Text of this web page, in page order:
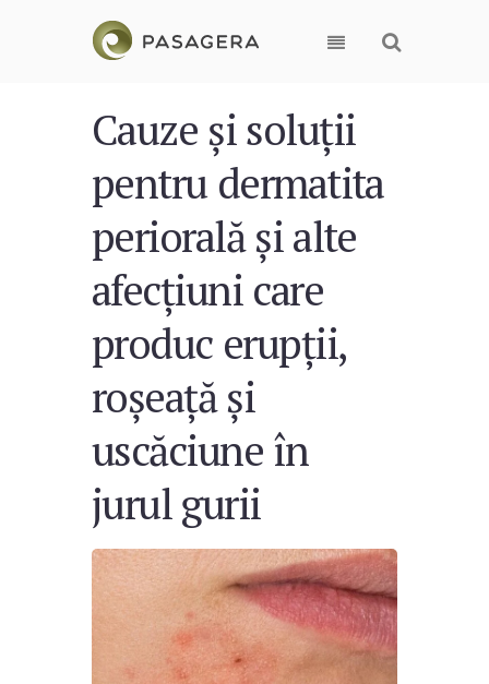
Cauze și soluții
pentru dermatita
periorală și alte
afecțiuni care
produc erupții,
roșeață și
uscăciune în
jurul gurii